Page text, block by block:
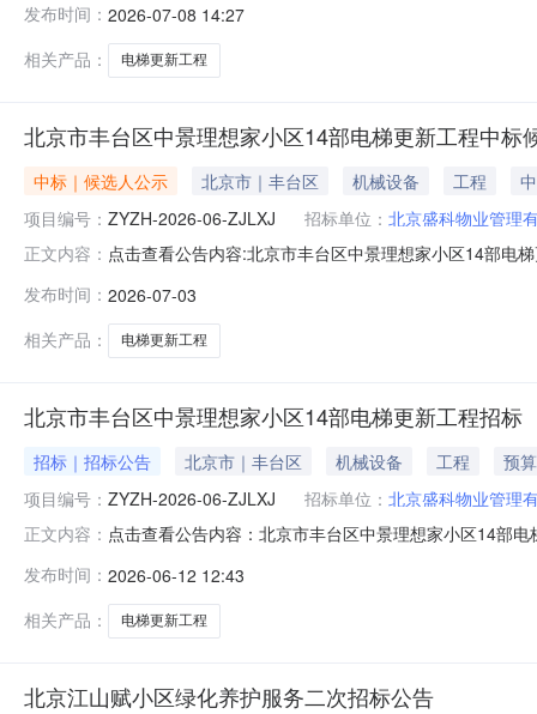
发布时间： 2026-07-08 14:27
相关产品：
电梯更新工程
北京市丰台区中景理想家小区14部电梯更新工程中标
中标｜候选人公示 北京市｜丰台区 机械设备 工程
项目编号： ZYZH-2026-06-ZJLXJ 招标单位： 北京盛科物业管理
正文内容： 点击查看公告内容:北京市丰台区中景理想家小区14部电
发布时间： 2026-07-03
相关产品：
电梯更新工程
北京市丰台区中景理想家小区14部电梯更新工程招标
招标｜招标公告 北京市｜丰台区 机械设备 工程
预
项目编号： ZYZH-2026-06-ZJLXJ 招标单位： 北京盛科物业管理
正文内容： 点击查看公告内容：北京市丰台区中景理想家小区14部
发布时间： 2026-06-12 12:43
相关产品：
电梯更新工程
北京江山赋小区绿化养护服务二次招标公告